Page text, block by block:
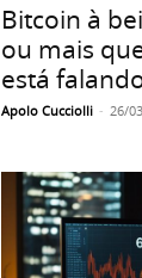
Bitcoin à
ou mais
está
Apolo Cucciolli - 26/